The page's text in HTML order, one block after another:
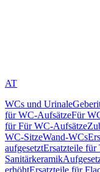
AT
WCs und Urinale
für WC-AufsätzeFür
für Für WC-Aufsätze
WC-SitzeWand-WCs
aufgesetztErsatzteile für
Sanitärkeramik
erhöhtErsatzteile für